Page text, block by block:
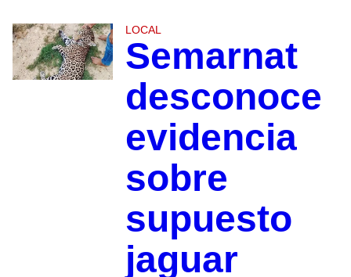
LOCAL
Semarnat
desconoce
evidencia
sobre
supuesto
jaguar